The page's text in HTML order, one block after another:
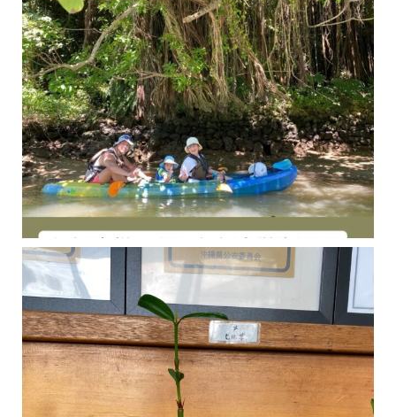
今年の1月にお店に植えたマングローブ(メヒルギ)の苗が成長してきました
マングロ